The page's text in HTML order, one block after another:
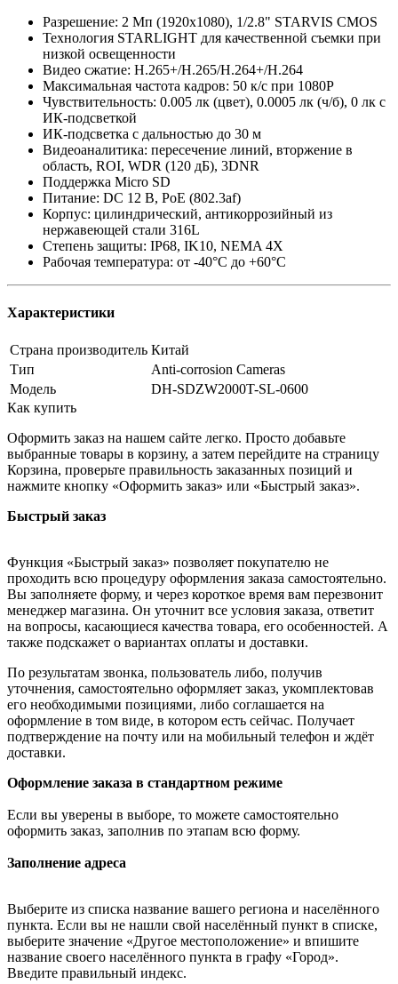
Разрешение: 2 Мп (1920x1080), 1/2.8" STARVIS CMOS
Технология STARLIGHT для качественной съемки при
низкой освещенности
Видео сжатие: H.265+/H.265/H.264+/H.264
Максимальная частота кадров: 50 к/с при 1080P
Чувствительность: 0.005 лк (цвет), 0.0005 лк (ч/б), 0 лк с
ИК-подсветкой
ИК-подсветка с дальностью до 30 м
Видеоаналитика: пересечение линий, вторжение в
область, ROI, WDR (120 дБ), 3DNR
Поддержка Micro SD
Питание: DC 12 В, PoE (802.3af)
Корпус: цилиндрический, антикоррозийный из
нержавеющей стали 316L
Степень защиты: IP68, IK10, NEMA 4X
Рабочая температура: от -40°С до +60°С
Характеристики
Страна производитель Китай
Тип
Anti-corrosion Cameras
Модель
DH-SDZW2000T-SL-0600
Как купить
Оформить заказ на нашем сайте легко. Просто добавьте
выбранные товары в корзину, а затем перейдите на страницу
Корзина, проверьте правильность заказанных позиций и
нажмите кнопку «Оформить заказ» или «Быстрый заказ».
Быстрый заказ
Функция «Быстрый заказ» позволяет покупателю не
проходить всю процедуру оформления заказа самостоятельно.
Вы заполняете форму, и через короткое время вам перезвонит
менеджер магазина. Он уточнит все условия заказа, ответит
на вопросы, касающиеся качества товара, его особенностей. А
также подскажет о вариантах оплаты и доставки.
По результатам звонка, пользователь либо, получив
уточнения, самостоятельно оформляет заказ, укомплектовав
его необходимыми позициями, либо соглашается на
оформление в том виде, в котором есть сейчас. Получает
подтверждение на почту или на мобильный телефон и ждёт
доставки.
Оформление заказа в стандартном режиме
Если вы уверены в выборе, то можете самостоятельно
оформить заказ, заполнив по этапам всю форму.
Заполнение адреса
Выберите из списка название вашего региона и населённого
пункта. Если вы не нашли свой населённый пункт в списке,
выберите значение «Другое местоположение» и впишите
название своего населённого пункта в графу «Город».
Введите правильный индекс.